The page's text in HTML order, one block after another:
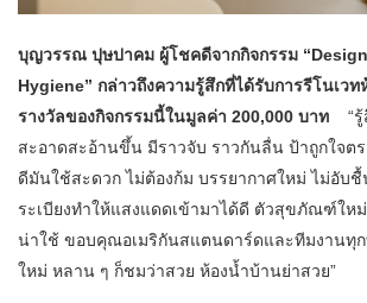
บุญวรรณ ปุษปาคม ผู้โชคดีจากกิจกรรม
Hygiene” กล่าวถึงความรู้สึกที่ได้รับการรีโนเวท
รางวัลของกิจกรรมนี้ในมูลค่า 200,000 บาท “รู้
สะอาดสะอ้านขึ้น มีราวจับ ราวกันลื่น ป้าถูกใจต
ดีมันใช้สะดวก ไม่ต้องก้ม บรรยากาศใหม่ ไม่อับ
ระเบียงทำให้แสงแดดเข้ามาได้ดี ตัวสุขภัณฑ์ให
น่าใช้ ขอบคุณอเมริกันสแตนดาร์ดและทีมงานทุ
ใหม่ หลาน ๆ ก็ชมว่าสวย ห้องน้ำบ้านย่าสวย”